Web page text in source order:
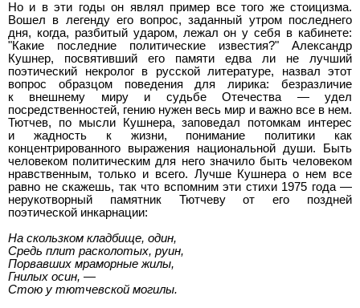
Но и в эти годы он являл пример все того же стоицизма.
Вошел в легенду его вопрос, заданный утром последнего
дня, когда, разбитый ударом, лежал он у себя в кабинете:
"Какие последние политические известия?" Александр
Кушнер, посвятивший его памяти едва ли не лучший
поэтический некролог в русской литературе, назвал этот
вопрос образцом поведения для лирика: безразличие
к внешнему миру и судьбе Отечества — удел
посредственностей, гению нужен весь мир и важно все в нем.
Тютчев, по мысли Кушнера, заповедал потомкам интерес
и жадность к жизни, понимание политики как
концентрированного выражения национальной души. Быть
человеком политическим для него значило быть человеком
нравственным, только и всего. Лучше Кушнера о нем все
равно не скажешь, так что вспомним эти стихи 1975 года —
нерукотворный памятник Тютчеву от его поздней
поэтической инкарнации:
На скользком кладбище, один,
Средь плит расколотых, руин,
Порвавших мраморные жилы,
Гнилых осин, —
Стою у тютчевской могилы.